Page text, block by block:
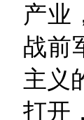
产业
战前
主义
打开